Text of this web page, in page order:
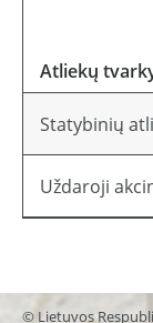
Atliekų
Statybinių
Uždaroji
© Lietuvos